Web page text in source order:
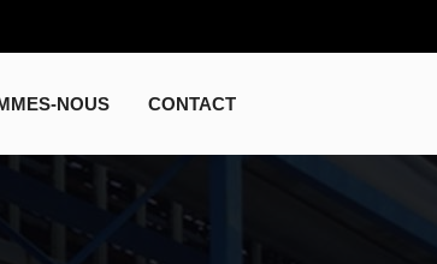
NOUS CONTACT